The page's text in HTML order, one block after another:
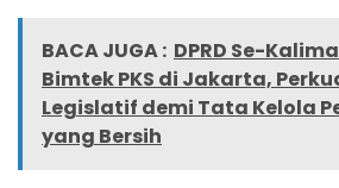
BACA JUGA : DPRD Se-
Bimtek PKS di Jakarta,
Legislatif demi Tata Kelola
yang Bersih